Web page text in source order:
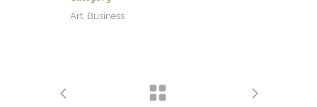
Art, Business